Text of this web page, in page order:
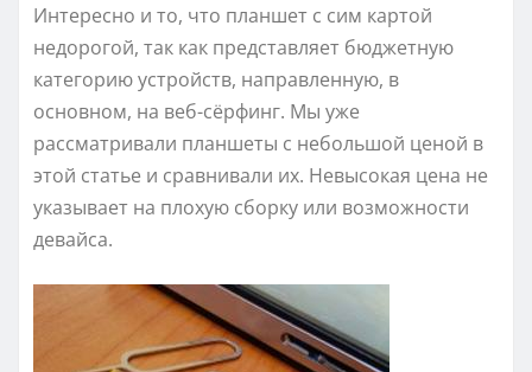
Интересно и то, что планшет с сим картой
недорогой, так как представляет бюджетную
категорию устройств, направленную, в
основном, на веб-сёрфинг. Мы уже
рассматривали планшеты с небольшой ценой в
этой статье и сравнивали их. Невысокая цена не
указывает на плохую сборку или возможности
девайса.